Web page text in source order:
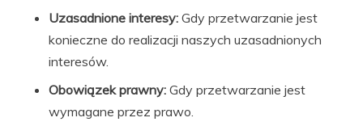
Uzasadnione interesy: Gdy przetwarzanie jest
konieczne do realizacji naszych uzasadnionych
interesów.
Obowiązek prawny: Gdy przetwarzanie jest
wymagane przez prawo.